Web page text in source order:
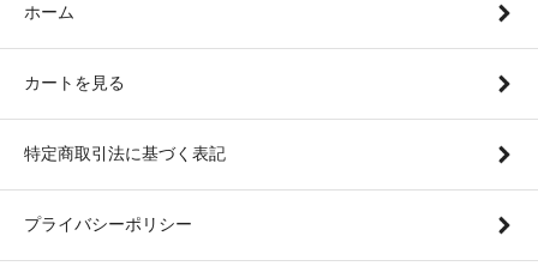
ホーム
カートを見る
特定商取引法に基づく表記
プライバシーポリシー